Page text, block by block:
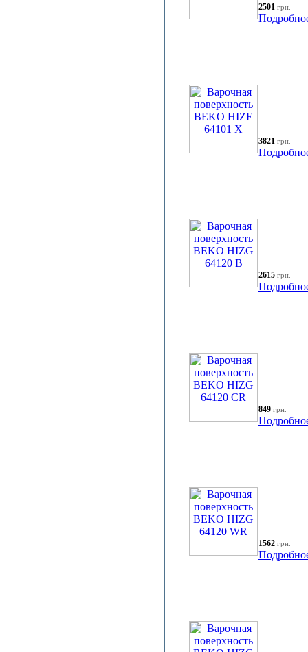
2501 грн.
3821 грн.
2615 грн.
849 грн.
1562 грн.